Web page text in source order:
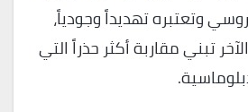
وتعتبره تهديداً وجودياً،
تبني مقاربة أكثر حذراً التي